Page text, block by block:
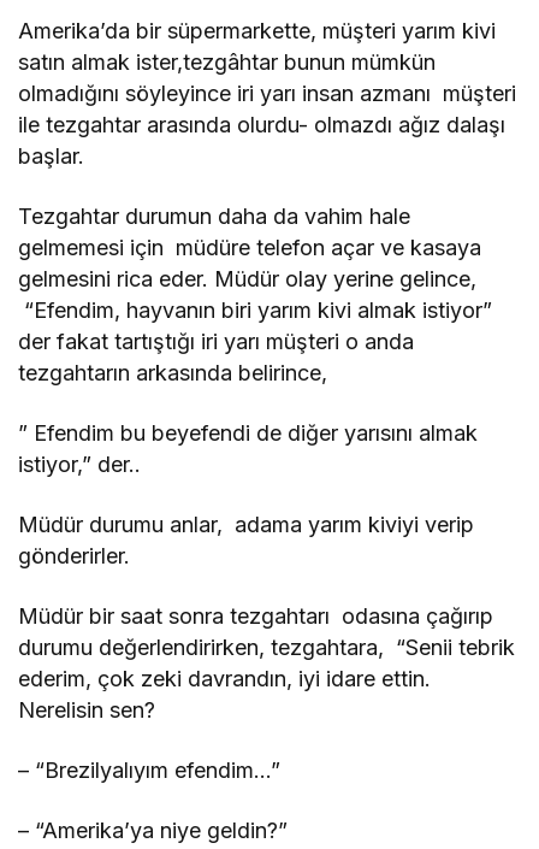
Amerika’da bir süpermarkette, müşteri yarım kivi
satın almak ister,tezgâhtar bunun mümkün
olmadığını söyleyince iri yarı insan azmanı müşteri
ile tezgahtar arasında olurdu- olmazdı ağız dalaşı
başlar.
Tezgahtar durumun daha da vahim hale
gelmemesi için müdüre telefon açar ve kasaya
gelmesini rica eder. Müdür olay yerine gelince,
“Efendim, hayvanın biri yarım kivi almak istiyor”
der fakat tartıştığı iri yarı müşteri o anda
tezgahtarın arkasında belirince,
” Efendim bu beyefendi de diğer yarısını almak
istiyor,” der..
Müdür durumu anlar, adama yarım kiviyi verip
gönderirler.
Müdür bir saat sonra tezgahtarı odasına çağırıp
durumu değerlendirirken, tezgahtara, “Senii tebrik
ederim, çok zeki davrandın, iyi idare ettin.
Nerelisin sen?
– “Brezilyalıyım efendim…”
– “Amerika’ya niye geldin?”